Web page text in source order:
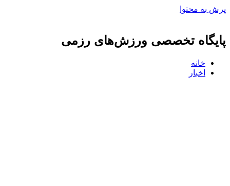
پرش به محتوا
پایگاه تخصصی ورزش‌های رزمی
خانه
اخبار